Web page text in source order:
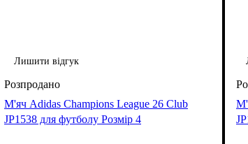
Лишити відгук
М'яч Adidas Champions League 26 Club
JP1538 для футболу Розмір 4